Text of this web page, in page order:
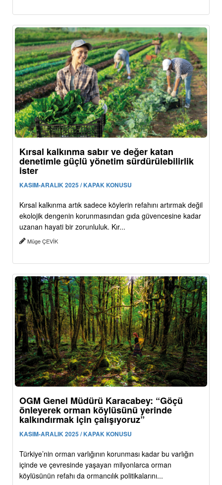
Kırsal kalkınma sabır ve değer katan
denetimle güçlü yönetim sürdürülebilirlik
ister
KASIM-ARALIK 2025 / KAPAK KONUSU
Kırsal kalkınma artık sadece köylerin refahını artırmak değil
ekolojik dengenin korunmasından gıda güvencesine kadar
uzanan hayati bir zorunluluk. Kır...
Müge ÇEVİK
OGM Genel Müdürü Karacabey: “Göçü
önleyerek orman köylüsünü yerinde
kalkındırmak için çalışıyoruz”
KASIM-ARALIK 2025 / KAPAK KONUSU
Türkiye’nin orman varlığının korunması kadar bu varlığın
içinde ve çevresinde yaşayan milyonlarca orman
köylüsünün refahı da ormancılık politikalarını...